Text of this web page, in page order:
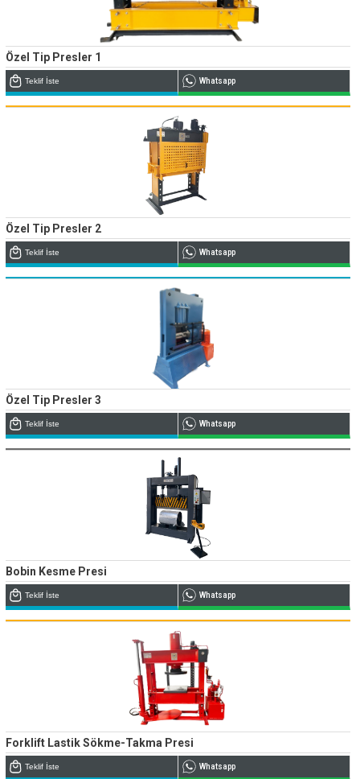
Özel Tip Presler 1
Teklif İste Whatsapp
Özel Tip Presler 2
Teklif İste Whatsapp
Özel Tip Presler 3
Teklif İste Whatsapp
Bobin Kesme Presi
Teklif İste Whatsapp
Forklift Lastik Sökme-Takma Presi
Teklif İste Whatsapp